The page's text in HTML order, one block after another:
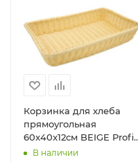
Корзинка для хлеба
прямоугольная
60x40x12см BEIGE Profi-
ChefВ наличии